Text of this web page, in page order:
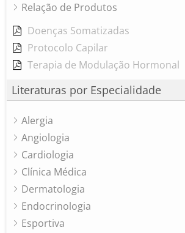
Relação de Produtos
Doenças Somatizadas
Protocolo Capilar
Terapia de Modulação Hormonal
Literaturas por Especialidade
Alergia
Angiologia
Cardiologia
Clínica Médica
Dermatologia
Endocrinologia
Esportiva